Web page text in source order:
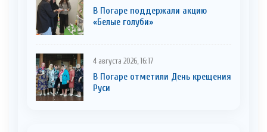
В Погаре поддержали акцию
«Белые голуби»
4 августа 2026, 16:17
В Погаре отметили День крещения
Руси